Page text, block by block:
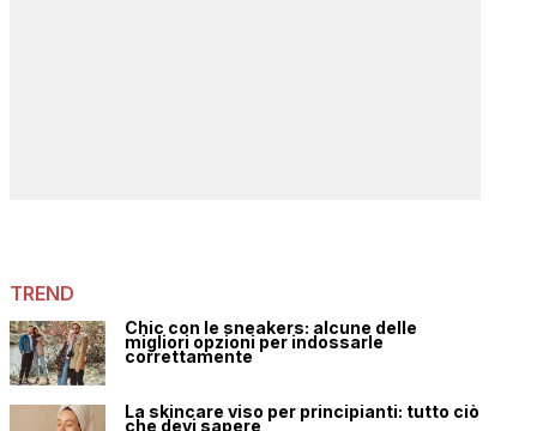
TREND
Chic con le sneakers: alcune delle
migliori opzioni per indossarle
correttamente
La skincare viso per principianti: tutto ciò
che devi sapere